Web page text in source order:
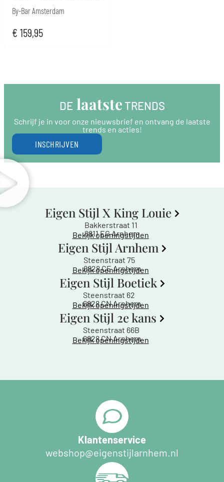
By-Bar Amsterdam
€ 159,95
DE laatste TRENDS
Schrijf je in voor onze nieuwsbrief en ontvang de laatste
trends en acties!
INSCHRIJVEN
Eigen Stijl X King Louie
Bakkerstraat 11
6811 EG Arnhem
Bekijk openingstijden
Eigen Stijl Arnhem
Steenstraat 75
6828 CE Arnhem
Bekijk openingstijden
Eigen Stijl Boetiek
Steenstraat 62
6828 CN Arnhem
Bekijk openingstijden
Eigen Stijl 2e kans
Steenstraat 66B
6828 CN Arnhem
Bekijk openingstijden
Klantenservice
webshop@eigenstijlarnhem.nl